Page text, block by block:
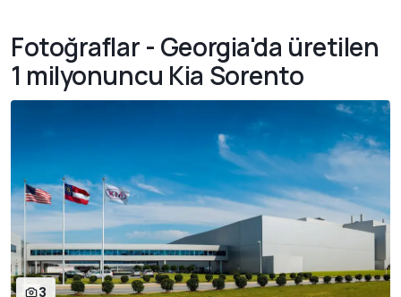
Fotoğraflar - Georgia'da üretilen
1 milyonuncu Kia Sorento
3